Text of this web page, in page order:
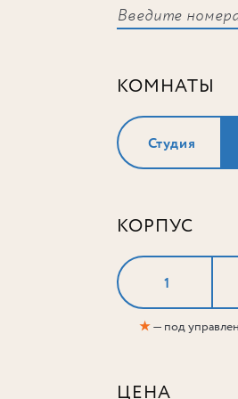
КОМНАТЫ
Студия
КОРПУС
1
★— под
ЦЕНА